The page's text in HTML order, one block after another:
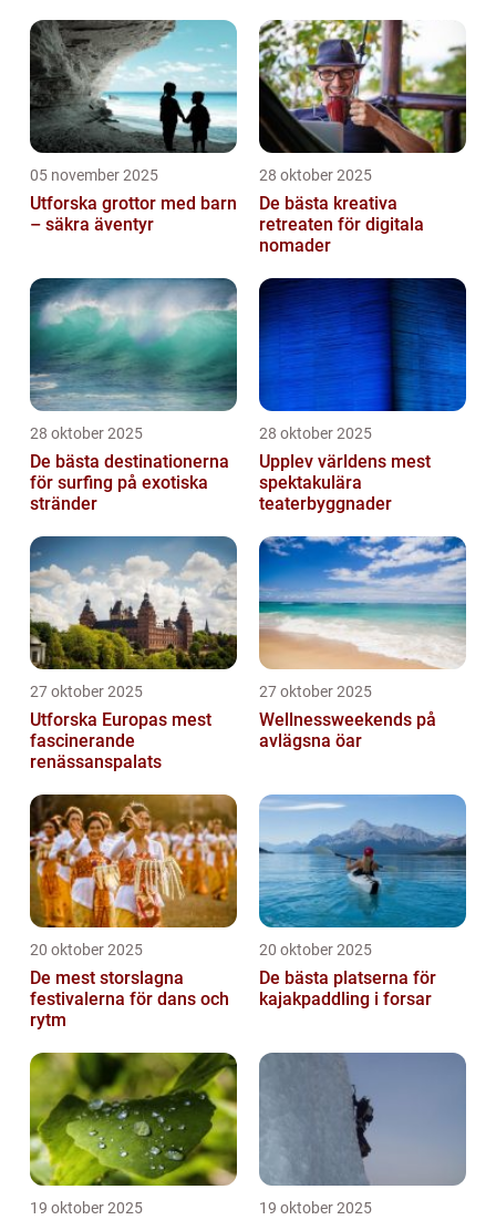
05 november 2025
Utforska grottor med barn
– säkra äventyr
28 oktober 2025
De bästa kreativa
retreaten för digitala
nomader
28 oktober 2025
De bästa destinationerna
för surfing på exotiska
stränder
28 oktober 2025
Upplev världens mest
spektakulära
teaterbyggnader
27 oktober 2025
Utforska Europas mest
fascinerande
renässanspalats
27 oktober 2025
Wellnessweekends på
avlägsna öar
20 oktober 2025
De mest storslagna
festivalerna för dans och
rytm
20 oktober 2025
De bästa platserna för
kajakpaddling i forsar
19 oktober 2025 19 oktober 2025